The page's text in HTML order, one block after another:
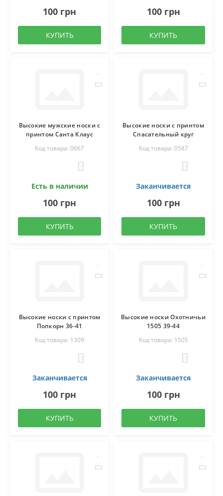
100 грн
КУПИТЬ
100 грн
КУПИТЬ
Высокие мужские носки с
принтом Санта Клаус
Код товара: 0667
Есть в наличии
100 грн
КУПИТЬ
Высокие носки с принтом
Спасательный круг
Код товара: 0587
Заканчивается
100 грн
КУПИТЬ
Высокие носки с принтом
Попкорн 36-41
Код товара: 1309
Заканчивается
100 грн
КУПИТЬ
Высокие носки Охотничьи
1505 39-44
Код товара: 1505
Заканчивается
100 грн
КУПИТЬ